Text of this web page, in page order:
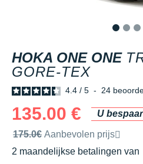
HOKA ONE ONE
GORE-TEX
4.4 / 5 - 24
135.00 €
U
Door het merk aanbevolen
175.0€ Aanbevolen prijs
2 maandelijkse betalingen van
zonder kosten